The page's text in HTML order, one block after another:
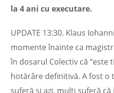
la 4 ani cu executare.
UPDATE 13:30. Klaus
momente înainte ca
în dosarul Colectiv că “este
hotărâre definitivă. A fost o
suferă şi azi, mulţi suferă